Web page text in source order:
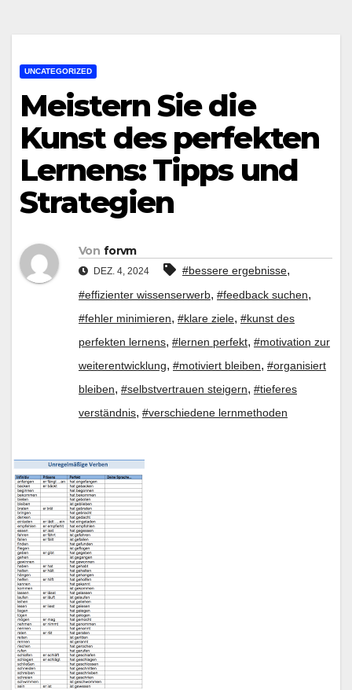
UNCATEGORIZED
Meistern Sie die
Kunst des perfekten
Lernens: Tipps und
Strategien
Von forvm
DEZ. 4, 2024 #bessere ergebnisse,
#effizienter wissenserwerb, #feedback suchen,
#fehler minimieren, #klare ziele, #kunst des
perfekten lernens, #lernen perfekt, #motivation zur
weiterentwicklung, #motiviert bleiben, #organisiert
bleiben, #selbstvertrauen steigern, #tieferes
verständnis, #verschiedene lernmethoden